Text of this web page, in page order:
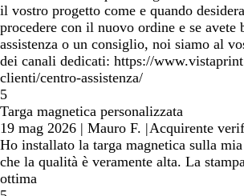
il vostro progetto come e quando
procedere con il nuovo ordine e se avete
assistenza o un consiglio, noi siamo al
dei canali dedicati: https://
clienti/centro-assistenza/
5
Targa magnetica personalizzata
19 mag 2026 | Mauro F. |Acquirente
Ho installato la targa magnetica sulla
che la qualità è veramente alta. La
ottima